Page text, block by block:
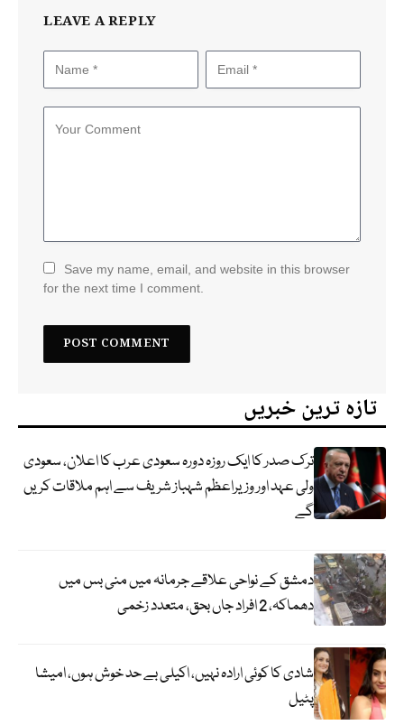
LEAVE A REPLY
Save my name, email, and website in this browser
for the next time I comment.
تازہ ترین خبریں
ترک صدر کا ایک روزہ دورہ سعودی عرب کا اعلان، سعودی
ولی عہد اور وزیراعظم شہباز شریف سے اہم ملاقات کریں
گے
دمشق کے نواحی علاقے جرمانہ میں منی بس میں
دھماکہ، 2 افراد جاں بحق، متعدد زخمی
شادی کا کوئی ارادہ نہیں، اکیلی بے حد خوش ہوں، امیشا
پٹیل